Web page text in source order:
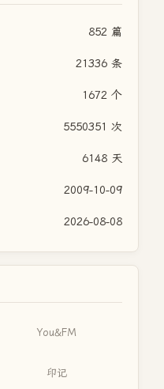
852 篇
21336 条
1672 个
5550351 次
6148 天
2009-10-09
2026-08-08
You&FM
印记